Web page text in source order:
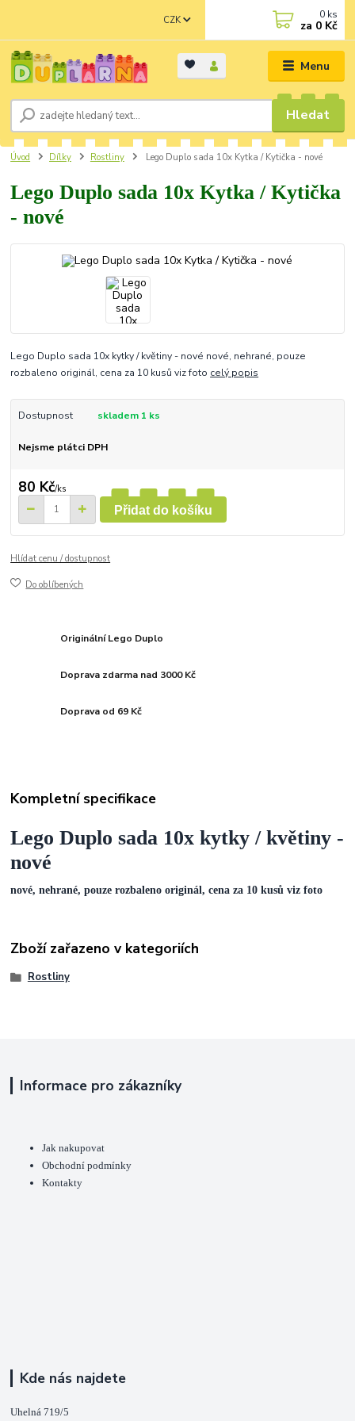
Menu
CZK
Hledat
0 ks
za 0 Kč
Úvod Dílky Rostliny Lego Duplo sada 10x Kytka / Kytička - nové
Lego Duplo sada 10x Kytka / Kytička
- nové
Lego Duplo sada 10x kytky / květiny - nové nové, nehrané, pouze
rozbaleno originál, cena za 10 kusů viz foto celý popis
Dostupnost skladem 1 ks
Nejsme plátci DPH
80 Kč/ks
Přidat do košíku
Hlídat cenu / dostupnost
Do oblíbených
Originální Lego Duplo
Doprava zdarma nad 3000 Kč
Doprava od 69 Kč
Kompletní specifikace
Lego Duplo sada 10x kytky / květiny -
nové
nové, nehrané, pouze rozbaleno originál, cena za 10 kusů viz foto
Zboží zařazeno v kategoriích
Rostliny
Informace pro zákazníky
Jak nakupovat
Obchodní podmínky
Kontakty
Kde nás najdete
Uhelná 719/5